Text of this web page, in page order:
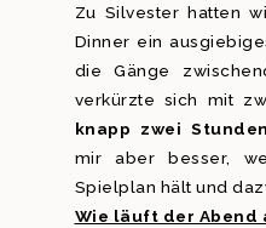
Zu Silvester hatten
Dinner ein
die Gänge
verkürzte sich mit
knapp zwei Stunden
mir aber besser,
Spielplan hält und
Wie läuft der Abend